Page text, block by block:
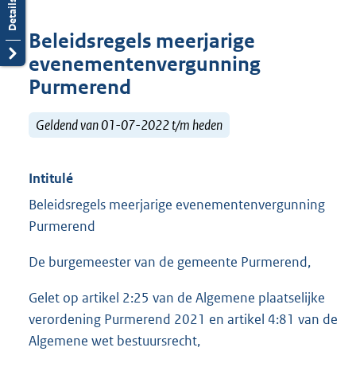
Beleidsregels meerjarige
evenementenvergunning
Purmerend
Geldend van 01-07-2022 t/m heden
Intitulé
Beleidsregels meerjarige evenementenvergunning
Purmerend
De burgemeester van de gemeente Purmerend,
Gelet op artikel 2:25 van de Algemene plaatselijke
verordening Purmerend 2021 en artikel 4:81 van de
Algemene wet bestuursrecht,